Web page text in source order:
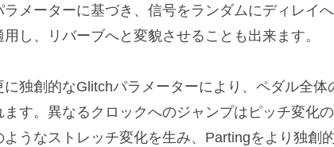
ラメーターに基づき、信号をランダムにディレイ
用し、リバーブへと変貌させることも出来ます。
に独創的なGlitchパラメーターにより、ペダル全
ます。異なるクロックへのジャンプはピッチ変化
ようなストレッチ変化を生み、Partingをより独創